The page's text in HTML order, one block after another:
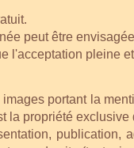
peut être
l'acceptation pleine
portant la
la propriété exclusive